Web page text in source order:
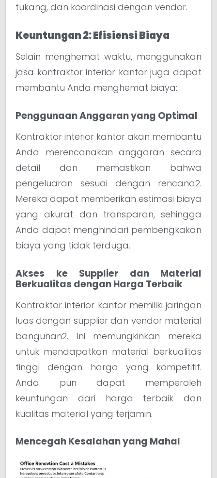
tukang, dan koordinasi dengan vendor.
Keuntungan 2: Efisiensi Biaya
Selain menghemat waktu, menggunakan
jasa kontraktor interior kantor juga dapat
membantu Anda menghemat biaya:
Penggunaan Anggaran yang Optimal
Kontraktor interior kantor akan membantu
Anda merencanakan anggaran secara
detail dan memastikan bahwa
pengeluaran sesuai dengan rencana2.
Mereka dapat memberikan estimasi biaya
yang akurat dan transparan, sehingga
Anda dapat menghindari pembengkakan
biaya yang tidak terduga.
Akses ke Supplier dan Material
Berkualitas dengan Harga Terbaik
Kontraktor interior kantor memiliki jaringan
luas dengan supplier dan vendor material
bangunan2. Ini memungkinkan mereka
untuk mendapatkan material berkualitas
tinggi dengan harga yang kompetitif.
Anda pun dapat memperoleh
keuntungan dari harga terbaik dan
kualitas material yang terjamin.
Mencegah Kesalahan yang Mahal